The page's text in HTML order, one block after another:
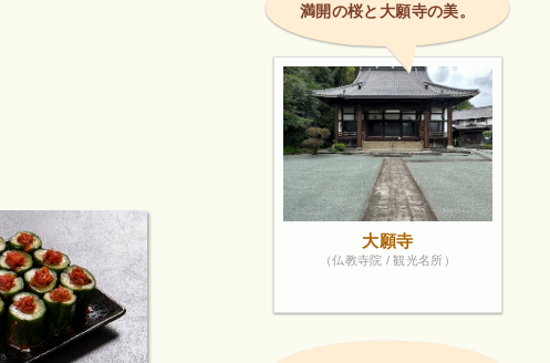
満開の桜と大願寺の美。
大願寺
（仏教寺院 / 観光名所）